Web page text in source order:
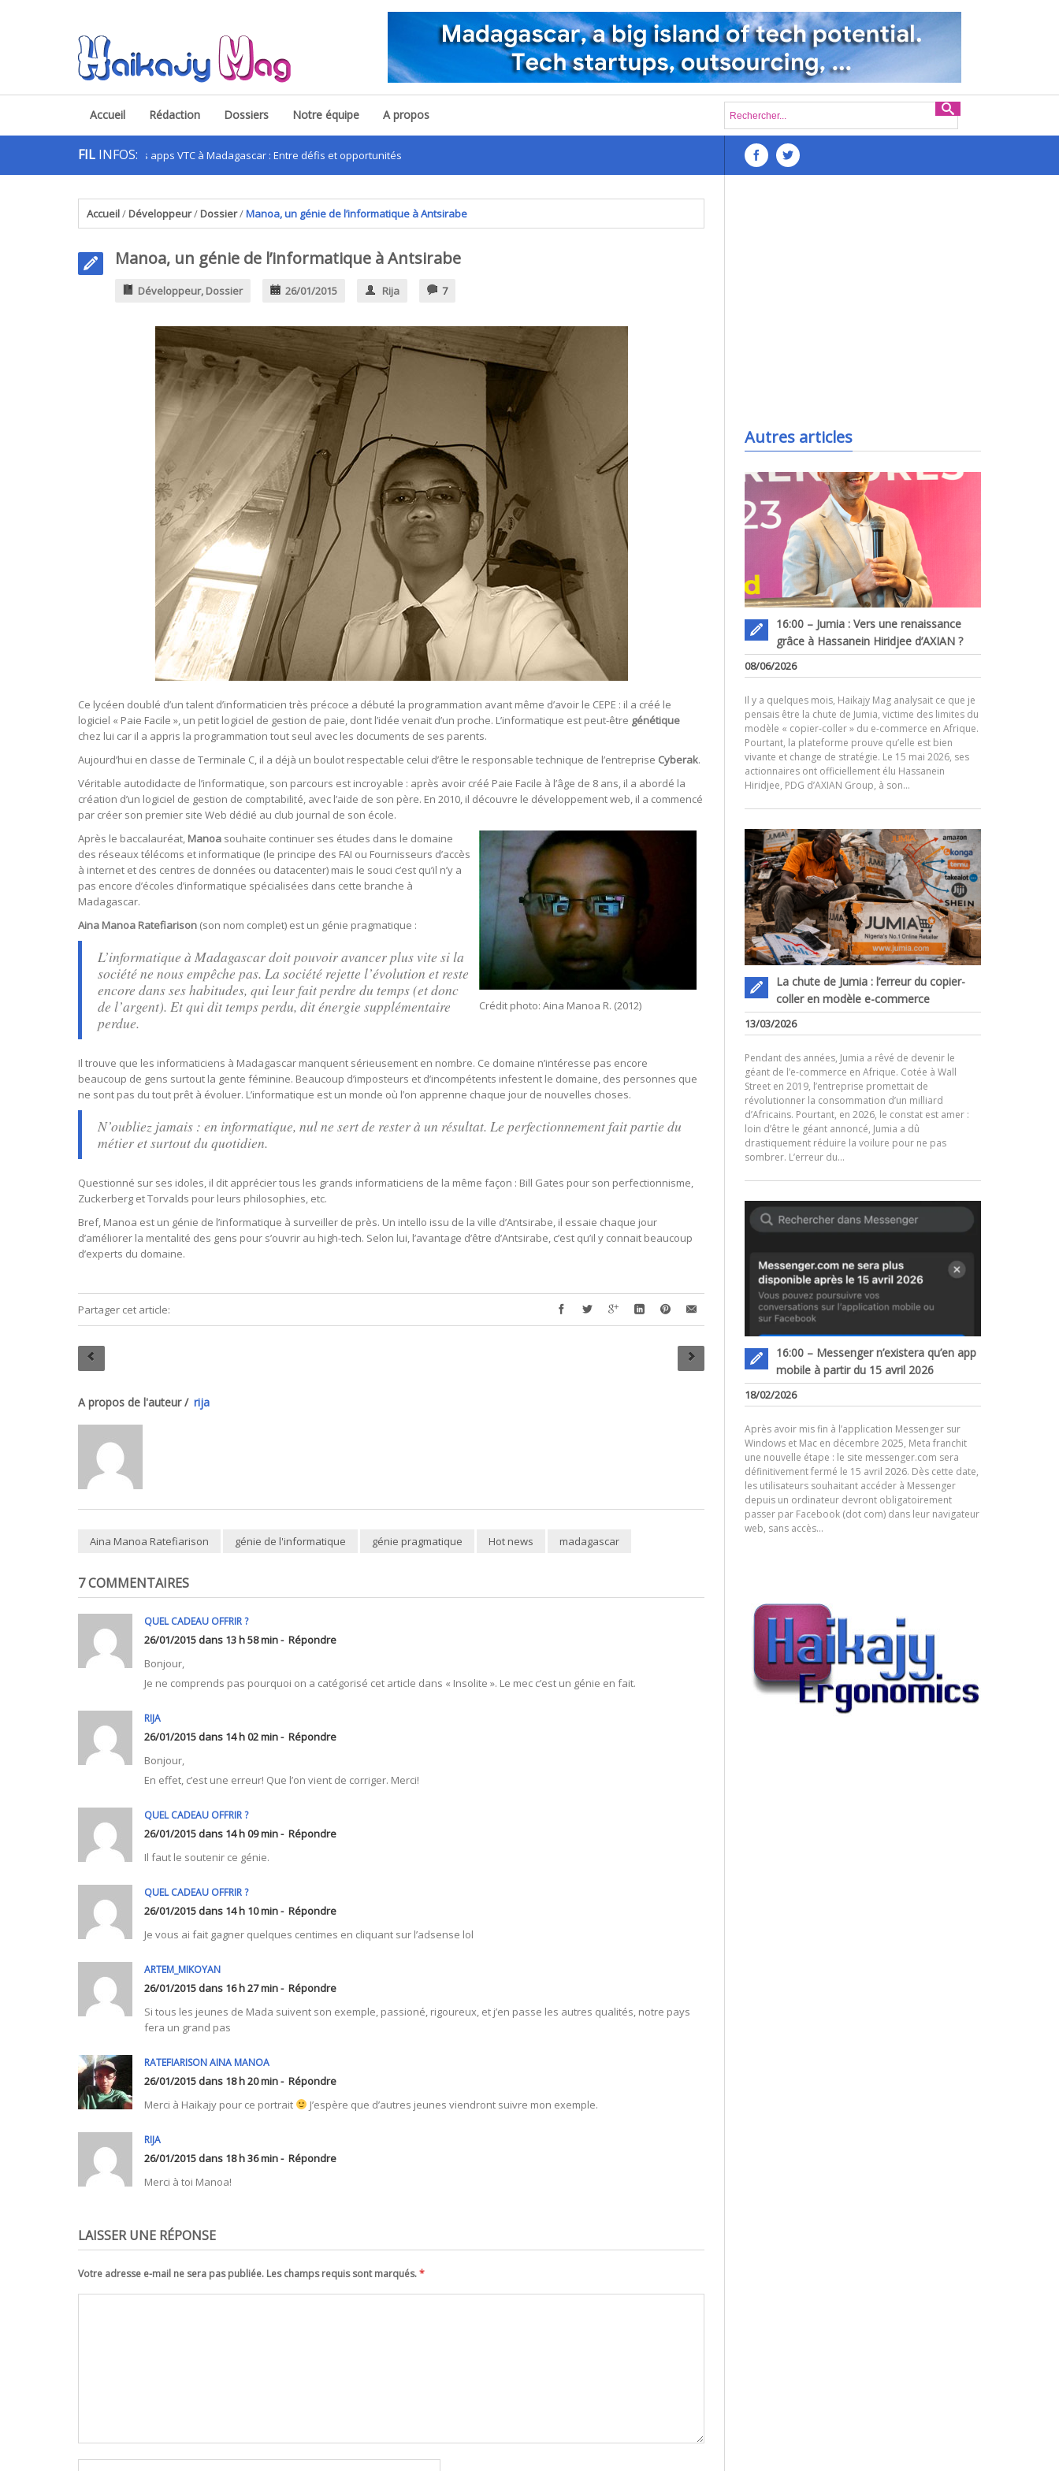
Accueil Rédaction Dossiers Notre équipe A propos
FIL INFOS:
Les apps VTC à Madagascar : Entre défis et opportunités Défis du lancement d’une startup numérique à Madagascar :
Accueil/ Développeur/ Dossier/Manoa, un génie de l’informatique à Antsirabe
Manoa, un génie de l’informatique à Antsirabe
Développeur, Dossier 26/01/2015 Rija 7
Ce lycéen doublé d’un talent d’informaticien très précoce a débuté la programmation avant même d’avoir le CEPE : il a créé le
logiciel « Paie Facile », un petit logiciel de gestion de paie, dont l’idée venait d’un proche. L’informatique est peut-être génétique
chez lui car il a appris la programmation tout seul avec les documents de ses parents.
Aujourd’hui en classe de Terminale C, il a déjà un boulot respectable celui d’être le responsable technique de l’entreprise Cyberak.
Véritable autodidacte de l’informatique, son parcours est incroyable : après avoir créé Paie Facile à l’âge de 8 ans, il a abordé la
création d’un logiciel de gestion de comptabilité, avec l’aide de son père. En 2010, il découvre le développement web, il a commencé
par créer son premier site Web dédié au club journal de son école.
Crédit photo: Aina Manoa R. (2012)
Après le baccalauréat, Manoa souhaite continuer ses études dans le domaine
des réseaux télécoms et informatique (le principe des FAI ou Fournisseurs d’accès
à internet et des centres de données ou datacenter) mais le souci c’est qu’il n’y a
pas encore d’écoles d’informatique spécialisées dans cette branche à
Madagascar.
Aina Manoa Ratefiarison (son nom complet) est un génie pragmatique :
L’informatique à Madagascar doit pouvoir avancer plus vite si la
société ne nous empêche pas. La société rejette l’évolution et reste
encore dans ses habitudes, qui leur fait perdre du temps (et donc
de l’argent). Et qui dit temps perdu, dit énergie supplémentaire
perdue.
Il trouve que les informaticiens à Madagascar manquent sérieusement en nombre. Ce domaine n’intéresse pas encore
beaucoup de gens surtout la gente féminine. Beaucoup d’imposteurs et d’incompétents infestent le domaine, des personnes que
ne sont pas du tout prêt à évoluer. L’informatique est un monde où l’on apprenne chaque jour de nouvelles choses.
N’oubliez jamais : en informatique, nul ne sert de rester à un résultat. Le perfectionnement fait partie du
métier et surtout du quotidien.
Questionné sur ses idoles, il dit apprécier tous les grands informaticiens de la même façon : Bill Gates pour son perfectionnisme,
Zuckerberg et Torvalds pour leurs philosophies, etc.
Bref, Manoa est un génie de l’informatique à surveiller de près. Un intello issu de la ville d’Antsirabe, il essaie chaque jour
d’améliorer la mentalité des gens pour s’ouvrir au high-tech. Selon lui, l’avantage d’être d’Antsirabe, c’est qu’il y connait beaucoup
d’experts du domaine.
Partager cet article:
A propos de l'auteur / rija
Aina Manoa Ratefiarison génie de l'informatique génie pragmatique Hot news madagascar
7 COMMENTAIRES
QUEL CADEAU OFFRIR ?
26/01/2015 dans 13 h 58 min - Répondre
Bonjour,
Je ne comprends pas pourquoi on a catégorisé cet article dans « Insolite ». Le mec c’est un génie en fait.
RIJA
26/01/2015 dans 14 h 02 min - Répondre
Bonjour,
En effet, c’est une erreur! Que l’on vient de corriger. Merci!
QUEL CADEAU OFFRIR ?
26/01/2015 dans 14 h 09 min - Répondre
Il faut le soutenir ce génie.
QUEL CADEAU OFFRIR ?
26/01/2015 dans 14 h 10 min - Répondre
Je vous ai fait gagner quelques centimes en cliquant sur l’adsense lol
ARTEM_MIKOYAN
26/01/2015 dans 16 h 27 min - Répondre
Si tous les jeunes de Mada suivent son exemple, passioné, rigoureux, et j’en passe les autres qualités, notre pays
fera un grand pas
RATEFIARISON AINA MANOA
26/01/2015 dans 18 h 20 min - Répondre
Merci à Haikajy pour ce portrait
J’espère que d’autres jeunes viendront suivre mon exemple.
RIJA
26/01/2015 dans 18 h 36 min - Répondre
Merci à toi Manoa!
LAISSER UNE RÉPONSE
Votre adresse e-mail ne sera pas publiée. Les champs requis sont marqués.*
Autres articles
16:00 – Jumia : Vers une renaissance
grâce à Hassanein Hiridjee d’AXIAN ?
08/06/2026
Il y a quelques mois, Haikajy Mag analysait ce que je
pensais être la chute de Jumia, victime des limites du
modèle « copier-coller » du e-commerce en Afrique.
Pourtant, la plateforme prouve qu’elle est bien
vivante et change de stratégie. Le 15 mai 2026, ses
actionnaires ont officiellement élu Hassanein
Hiridjee, PDG d’AXIAN Group, à son…
La chute de Jumia : l’erreur du copier-
coller en modèle e-commerce
13/03/2026
Pendant des années, Jumia a rêvé de devenir le
géant de l’e-commerce en Afrique. Cotée à Wall
Street en 2019, l’entreprise promettait de
révolutionner la consommation d’un milliard
d’Africains. Pourtant, en 2026, le constat est amer :
loin d’être le géant annoncé, Jumia a dû
drastiquement réduire la voilure pour ne pas
sombrer. L’erreur du…
.
16:00 – Messenger n’existera qu’en app
mobile à partir du 15 avril 2026
18/02/2026
Après avoir mis fin à l’application Messenger sur
Windows et Mac en décembre 2025, Meta franchit
une nouvelle étape : le site messenger.com sera
définitivement fermé le 15 avril 2026. Dès cette date,
les utilisateurs souhaitant accéder à Messenger
depuis un ordinateur devront obligatoirement
passer par Facebook (dot com) dans leur navigateur
web, sans accès…